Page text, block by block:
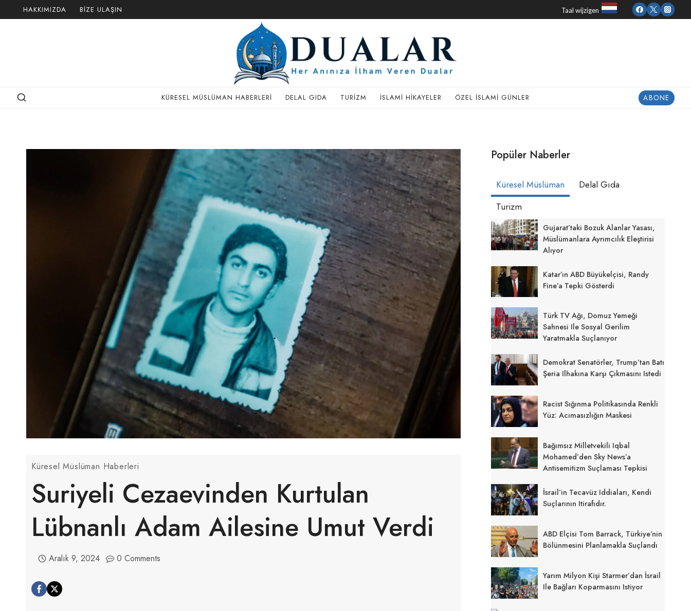
to
HAKKIMIZDA BIZE ULAŞIN Taal wijzigen
KÜRESEL MÜSLÜMAN HABERLERI DELAL GIDA TURIZM İSLAMI HIKAYELER ÖZEL İSLAMI GÜNLER ABONE
Küresel Müslüman Haberleri
Suriyeli Cezaevinden Kurtulan
Lübnanlı Adam Ailesine Umut Verdi
Aralık 9, 2024 0 Comments
Popüler Naberler
Küresel Müslüman
Delal Gıda
Turizm
Gujarat’taki Bozuk Alanlar Yasası,
Müslümanlara Ayrımcılık Eleştirisi
Alıyor
Katar’ın ABD Büyükelçisi, Randy
Fine’a Tepki Gösterdi
Türk TV Ağı, Domuz Yemeği
Sahnesi Ile Sosyal Gerilim
Yaratmakla Suçlanıyor
Demokrat Senatörler, Trump’tan Batı
Şeria Ilhakına Karşı Çıkmasını Istedi
Racist Sığınma Politikasında Renkli
Yüz: Acımasızlığın Maskesi
Bağımsız Milletvekili Iqbal
Mohamed’den Sky News’a
Antisemitizm Suçlaması Tepkisi
İsrail’in Tecavüz Iddiaları, Kendi
Suçlarının Itirafıdır.
ABD Elçisi Tom Barrack, Türkiye’nin
Bölünmesini Planlamakla Suçlandı
Yarım Milyon Kişi Starmer’dan İsrail
Ile Bağları Koparmasını Istiyor